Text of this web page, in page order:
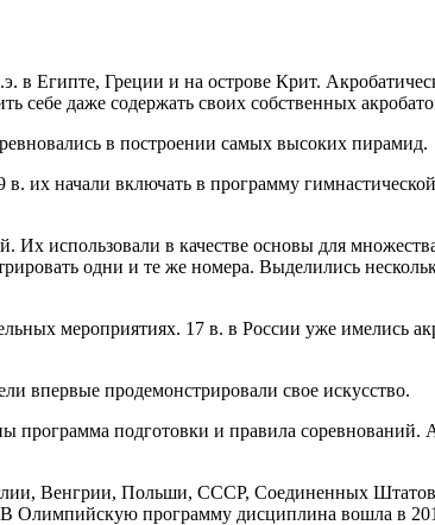
в Египте, Греции и на острове Крит.
себе даже содержать своих собственных
в построении самых высоких пирамид.
их начали включать в программу
Их использовали в качестве основы для
одни и те же номера. Выделились
мероприятиях. 17 в. в России уже имелись
впервые продемонстрировали свое искусство.
подготовки и правила соревнований.
Венгрии, Польши, СССР, Соединенных
Олимпийскую программу дисциплина вошла в